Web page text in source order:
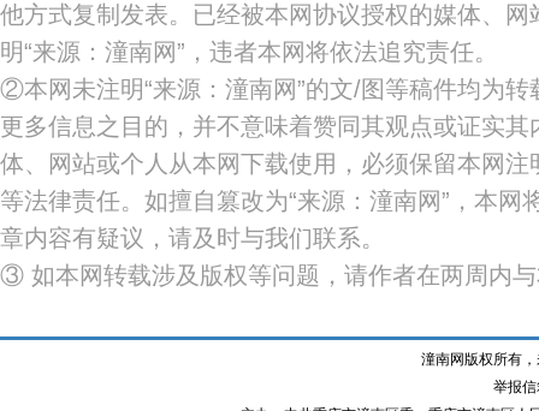
他方式复制发表。已经被本网协议授权的媒体、
明“来源：潼南网”，违者本网将依法追究责任。
②本网未注明“来源：潼南网”的文/图等稿件均为
更多信息之目的，并不意味着赞同其观点或证实
体、网站或个人从本网下载使用，必须保留本网注
等法律责任。如擅自篡改为“来源：潼南网”，本网
章内容有疑议，请及时与我们联系。
③ 如本网转载涉及版权等问题，请作者在两周内
潼南网版权所有
举报